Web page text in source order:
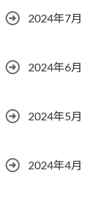
2024年7月
2024年6月
2024年5月
2024年4月